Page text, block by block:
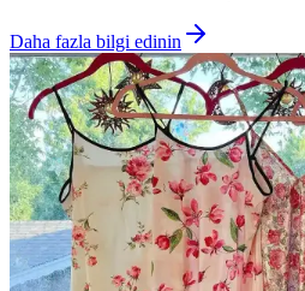
Daha fazla bilgi edinin